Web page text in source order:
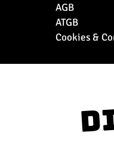
AGB
ATGB
Cookies &